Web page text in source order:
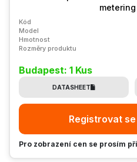
Kód
Model
Hmotnost
Rozměry produktu
Budapest: 1 Kus
DATASHEET
Registrovat
Pro zobrazení cen se prosím